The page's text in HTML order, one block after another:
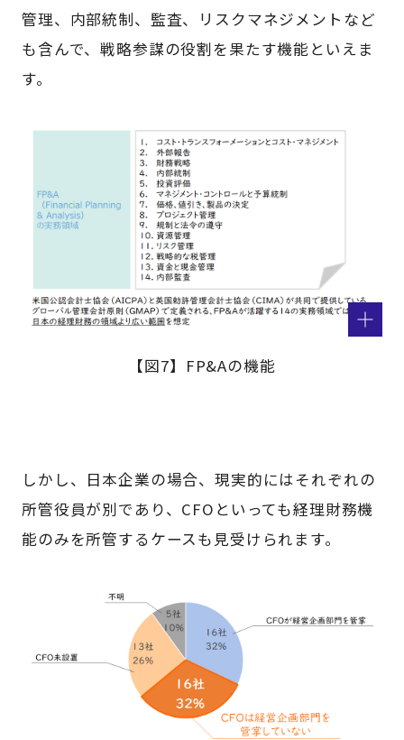
管理、内部統制、監査、リスクマネジメントなど
も含んで、戦略参謀の役割を果たす機能といえま
す。
【図7】FP&Aの機能
しかし、日本企業の場合、現実的にはそれぞれの
所管役員が別であり、CFOといっても経理財務機
能のみを所管するケースも見受けられます。